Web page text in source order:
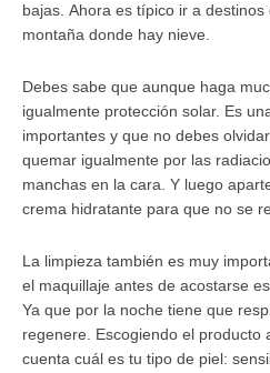
bajas. Ahora es típico ir a
montaña donde hay nieve.
Debes sabe que aunque haga
igualmente protección solar. Es
importantes y que no debes
quemar igualmente por las
manchas en la cara. Y luego
crema hidratante para que no se
La limpieza también es muy
el maquillaje antes de acostarse
Ya que por la noche tiene que
regenere. Escogiendo el producto
cuenta cuál es tu tipo de piel: